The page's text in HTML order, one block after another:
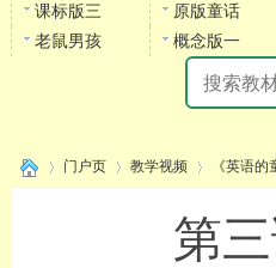
课标版三
原版童话
老鼠男孩
概念版一
门户页 教学视频 《英语
第